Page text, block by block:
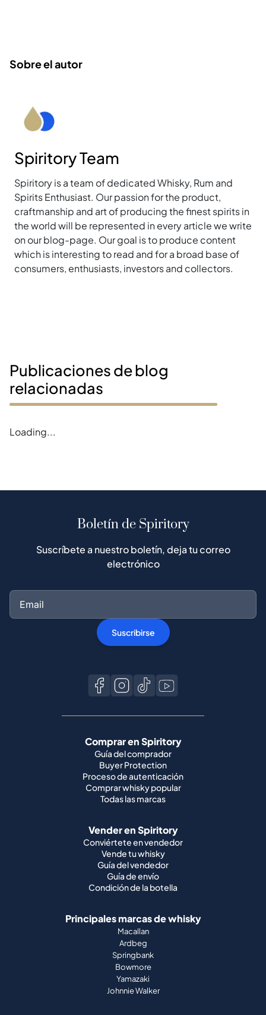
Sobre el autor
Spiritory Team
Spiritory is a team of dedicated Whisky, Rum and
Spirits Enthusiast. Our passion for the product,
craftmanship and art of producing the finest spirits in
the world will be represented in every article we write
on our blog-page. Our goal is to produce content
which is interesting to read and for a broad base of
consumers, enthusiasts, investors and collectors.
Publicaciones de blog
relacionadas
Loading...
Boletín de Spiritory
Suscríbete a nuestro boletín, deja tu correo
electrónico
Suscribirse
Comprar en Spiritory
Guía del comprador
Buyer Protection
Proceso de autenticación
Comprar whisky popular
Todas las marcas
Vender en Spiritory
Conviértete en vendedor
Vende tu whisky
Guía del vendedor
Guía de envío
Condición de la botella
Principales marcas de whisky
Macallan
Ardbeg
Springbank
Bowmore
Yamazaki
Johnnie Walker